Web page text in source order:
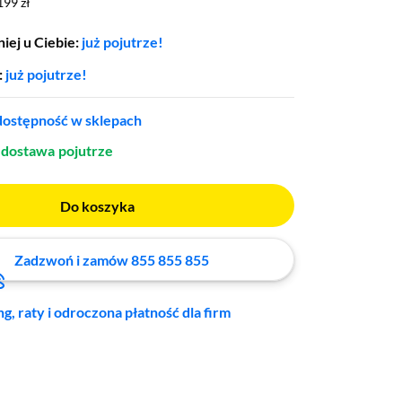
u Ciebie: już pojutrze!
już pojutrze!
w sklepach
pojutrze
Do koszyka
Zadzwoń i zamów 855 855 855
raty i odroczona płatność dla firm